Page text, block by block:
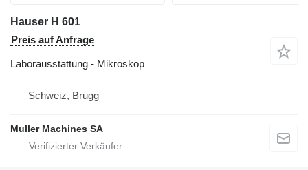
Hauser H 601
Preis auf Anfrage
Laborausstattung - Mikroskop
Schweiz, Brugg
Muller Machines SA